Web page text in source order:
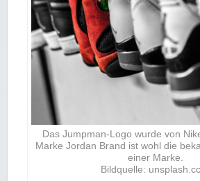
Das Jumpman-Logo wurde von
Marke Jordan Brand ist wohl die
einer Marke.
Bildquelle: